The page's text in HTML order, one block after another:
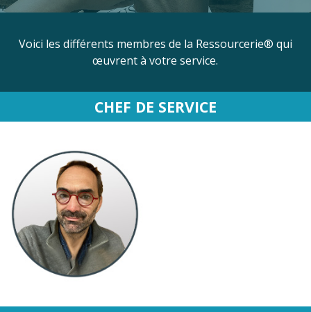
Voici les différents membres de la Ressourcerie® qui
œuvrent à votre service.
CHEF DE SERVICE